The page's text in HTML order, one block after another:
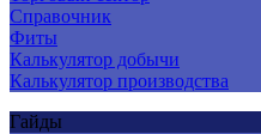
Справочник
Фиты
Калькулятор добычи
Калькулятор производства
Гайды